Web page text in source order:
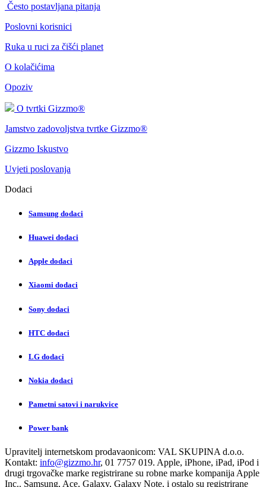
Često postavljana pitanja
Poslovni korisnici
Ruka u ruci za čišći planet
O kolačićima
Opoziv
O tvrtki Gizzmo®
Jamstvo zadovoljstva tvrtke Gizzmo®
Gizzmo Iskustvo
Uvjeti poslovanja
Dodaci
Samsung dodaci
Huawei dodaci
Apple dodaci
Xiaomi dodaci
Sony dodaci
HTC dodaci
LG dodaci
Nokia dodaci
Pametni satovi i narukvice
Power bank
Upravitelj internetskom prodavaonicom: VAL SKUPINA d.o.o.
Kontakt: info@gizzmo.hr, 01 7757 019. Apple, iPhone, iPad, iPod i
drugi trgovačke marke registrirane su robne marke kompanija Apple
Inc.. Samsung, Ace, Galaxy, Galaxy Note, i ostalo su registrirane